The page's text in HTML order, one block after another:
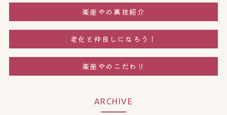
楽座やの裏技紹介
老化と仲良しになろう！
楽座やのこだわり
ARCHIVE